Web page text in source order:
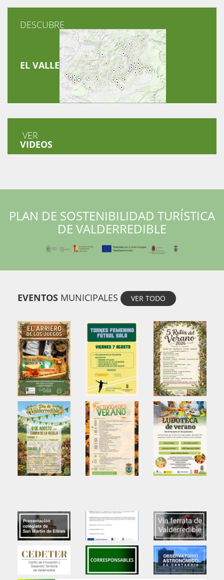
DESCUBRE
EL VALLE
VER
VIDEOS
PLAN DE SOSTENIBILIDAD TURÍSTICA
DE VALDERREDIBLE
EVENTOS MUNICIPALES VER TODO